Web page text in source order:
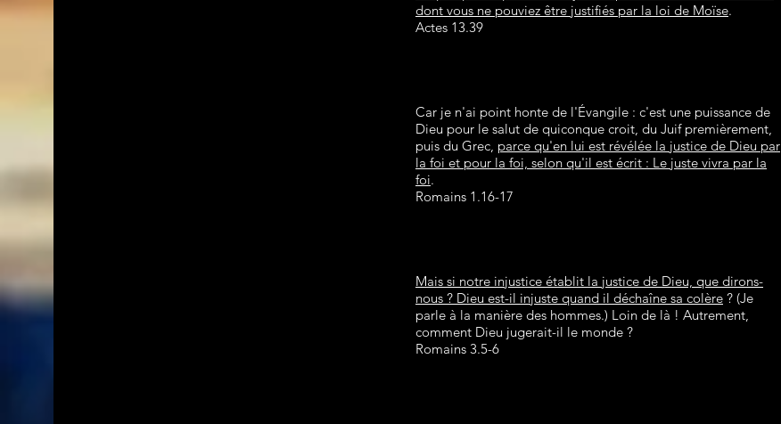
dont vous ne pouviez être justifiés par la loi de Moïse.
Actes 13.39
Car je n'ai point honte de l'Évangile : c'est une puissance de
Dieu pour le salut de quiconque croit, du Juif premièrement,
puis du Grec, parce qu'en lui est révélée la justice de Dieu par
la foi et pour la foi, selon qu'il est écrit : Le juste vivra par la
foi.
Romains 1.16-17
Mais si notre injustice établit la justice de Dieu, que dirons-
nous ? Dieu est-il injuste quand il déchaîne sa colère ? (Je
parle à la manière des hommes.) Loin de là ! Autrement,
comment Dieu jugerait-il le monde ?
Romains 3.5-6